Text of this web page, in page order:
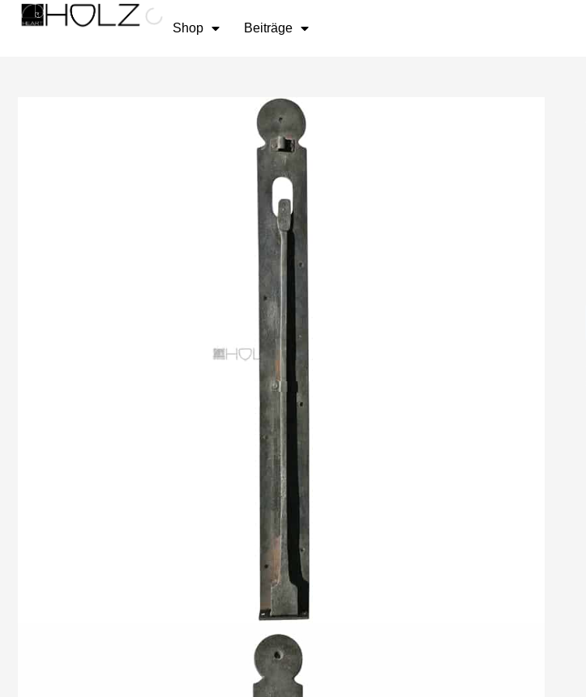
Zum
Inhalt
Shop Beiträge